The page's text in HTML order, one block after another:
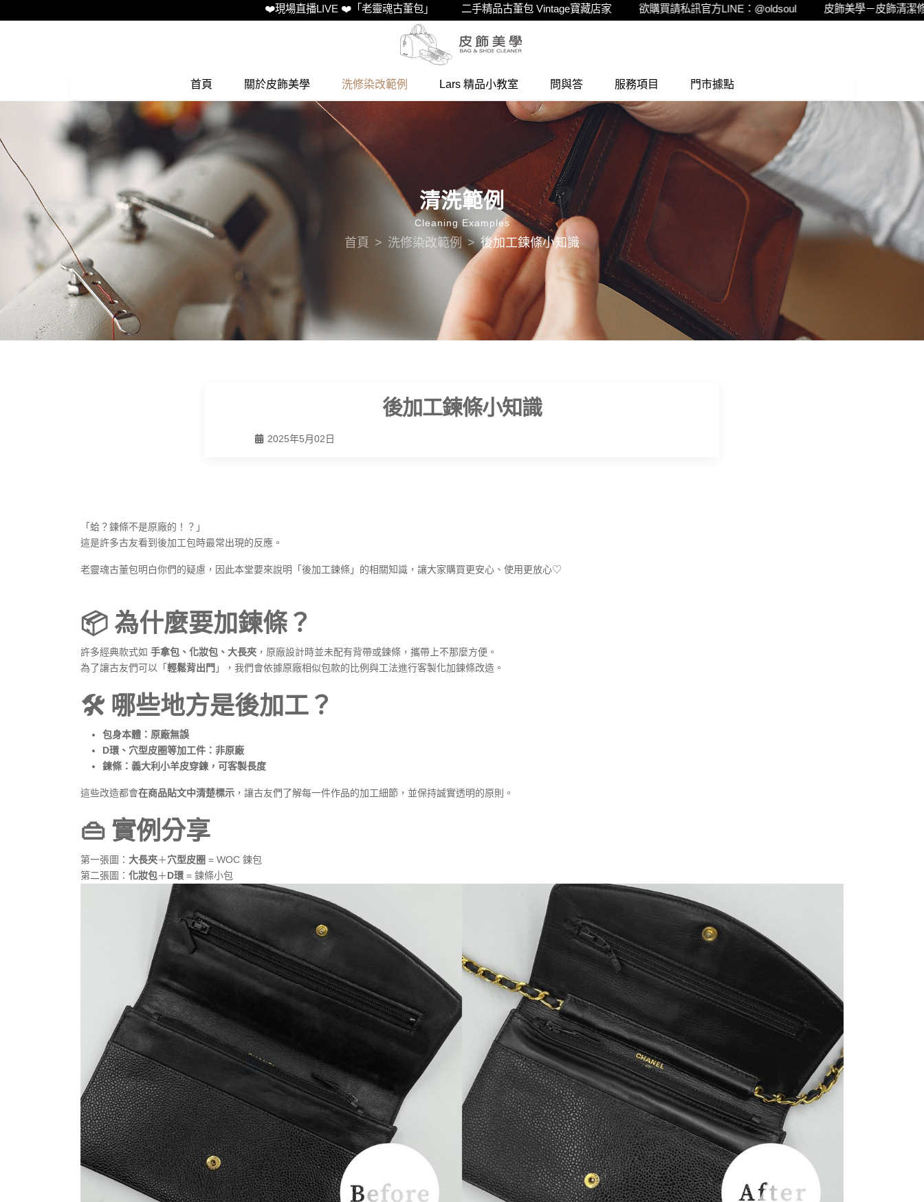
❤️現場直播LIVE ❤️「老靈魂古董包」 二手精品古董包 Vintage寶藏店家 欲購買請私訊官方LINE：@oldsoul 皮飾美學－皮飾清潔修繕的專
首頁 關於皮飾美學 洗修染改範例 Lars 精品小教室 問與答 服務項目 門市據點
清洗範例
Cleaning Examples
首頁 洗修染改範例 後加工鍊條小知識
後加工鍊條小知識
2025年5月02日
「蛤？鍊條不是原廠的！？」
這是許多古友看到後加工包時最常出現的反應。
老靈魂古董包明白你們的疑慮，因此本堂要來說明「後加工鍊條」的相關知識，讓大家購買更安心、使用更放心♡
📦 為什麼要加鍊條？
許多經典款式如 手拿包、化妝包、大長夾 ，原廠設計時並未配有背帶或鍊條，攜帶上不那麼方便。
為了讓古友們可以「 輕鬆背出門 」，我們會依據原廠相似包款的比例與工法進行客製化加鍊條改造。
🛠 哪些地方是後加工？
包身本體：原廠無誤
D環、穴型皮圈等加工件：非原廠
鍊條：義大利小羊皮穿鍊，可客製長度
這些改造都會在商品貼文中清楚標示 ，讓古友們了解每一件作品的加工細節，並保持誠實透明的原則。
👜 實例分享
第一張圖： 大長夾＋穴型皮圈 = WOC 鍊包
第二張圖： 化妝包＋D環 = 鍊條小包